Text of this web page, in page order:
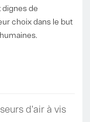
dignes de
choix dans le but
d'air à vis